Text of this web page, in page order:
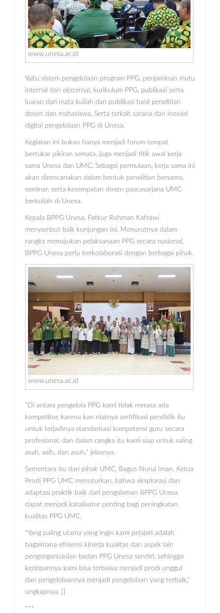
www.unesa.ac.id
Yaitu sistem pengelolaan program PPG, penjaminan mutu
internal dan eksternal, kurikulum PPG, publikasi serta
luaran dari mata kuliah dan publikasi hasil penelitian
dosen dan mahasiswa, Serta terkait sarana dan inovasi
digital pengelolaan PPG di Unesa.
Kegiatan ini bukan hanya menjadi forum tempat
bertukar pikiran semata, juga menjadi titik awal kerja
sama Unesa dan UMC. Sebagai permulaan, kerja sama ini
akan direncanakan dalam bentuk penelitian bersama,
seminar, serta kesempatan dosen pascasarjana UMC
berkuliah di Unesa.
Kepala BPPG Unesa, Fatkur Rohman Kafrawi
menyambut baik kunjungan ini. Menurutnya dalam
rangka memajukan pelaksanaan PPG secara nasional,
BPPG Unesa perlu berkolaborasi dengan berbagai pihak.
www.unesa.ac.id
“Di antara pengelola PPG kami tidak merasa ada
kompetitor, karena kan niatnya sertifikasi pendidik itu
untuk terjadinya standarisasi kompetensi guru secara
profesional, dan dalam rangka itu kami siap untuk saling
asah, asih, dan asuh,” jelasnya.
Sementara itu dari pihak UMC, Bagus Nurul Iman. Ketua
Prodi PPG UMC menuturkan, bahwa eksplorasi dan
adaptasi praktik baik dari pengalaman BPPG Unesa
dapat menjadi katalisator penting bagi peningkatan
kualitas PPG UMC.
“Yang paling utama yang ingin kami pelajari adalah
bagaimana efisiensi kinerja kualitas dan aspek lain
pengorganisasian badan PPG Unesa sendiri, sehingga
kedepannya kami bisa terbawa menjadi prodi unggul
dan pengelolaannya menjadi pengelolaan yang terbaik,”
ungkapnya. []
***